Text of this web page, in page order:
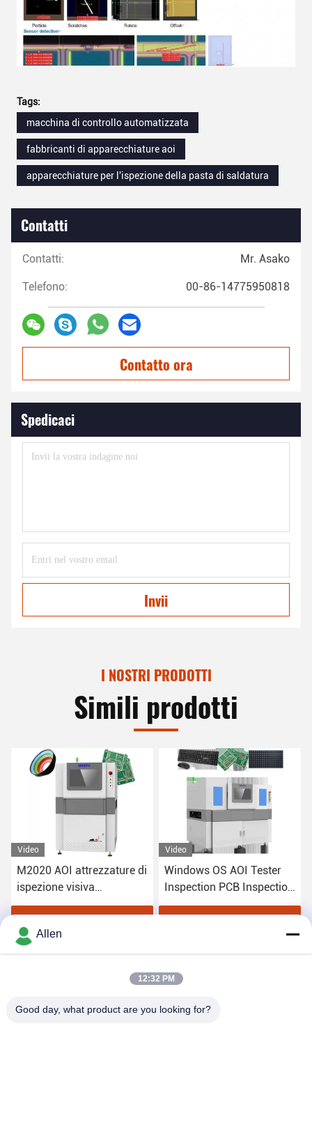
Tags:
macchina di controllo automatizzata
fabbricanti di apparecchiature aoi
apparecchiature per l'ispezione della pasta di saldatura
Contatti
Contatti: Mr. Asako
Telefono: 00-86-14775950818
Contatto ora
Spedicaci
Invii
I NOSTRI PRODOTTI
Simili prodotti
Video
M2020 AOI attrezzature di
ispezione visiva
automatizzata in SMT
Ottenga il migliore prezzo
Video
Windows OS AOI Tester
Inspection PCB Inspection
Machine 2D 3D
Allen
12:32 PM
Good day, what product are you looking for?